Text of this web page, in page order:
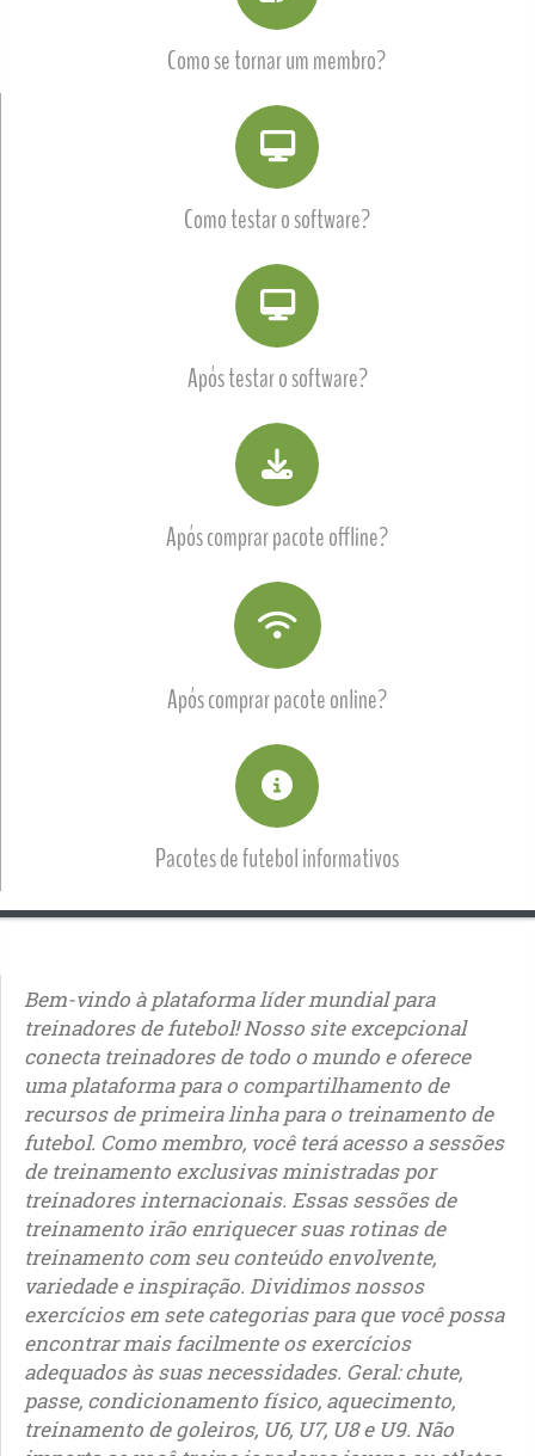
Como se tornar um membro?
Como testar o software?
Após testar o software?
Após comprar pacote offline?
Após comprar pacote online?
Pacotes de futebol informativos
Bem-vindo à plataforma líder mundial para
treinadores de futebol! Nosso site excepcional
conecta treinadores de todo o mundo e oferece
uma plataforma para o compartilhamento de
recursos de primeira linha para o treinamento de
futebol. Como membro, você terá acesso a sessões
de treinamento exclusivas ministradas por
treinadores internacionais. Essas sessões de
treinamento irão enriquecer suas rotinas de
treinamento com seu conteúdo envolvente,
variedade e inspiração. Dividimos nossos
exercícios em sete categorias para que você possa
encontrar mais facilmente os exercícios
adequados às suas necessidades. Geral: chute,
passe, condicionamento físico, aquecimento,
treinamento de goleiros, U6, U7, U8 e U9. Não